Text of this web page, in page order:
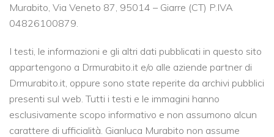
Murabito, Via Veneto 87, 95014 – Giarre (CT) P.IVA
04826100879.
I testi, le informazioni e gli altri dati pubblicati in questo sito
appartengono a Drmurabito.it e/o alle aziende partner di
Drmurabito.it, oppure sono state reperite da archivi pubblici
presenti sul web. Tutti i testi e le immagini hanno
esclusivamente scopo informativo e non assumono alcun
carattere di ufficialità. Gianluca Murabito non assume